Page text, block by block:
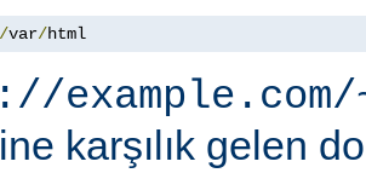
/var/html
example.com/
karşılık gelen